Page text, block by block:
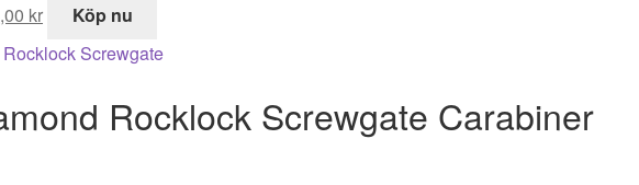
kr.
kr
nuvarande
priset
95,00 kr.
Köp nu
Rocklock Screwgate Carabiner